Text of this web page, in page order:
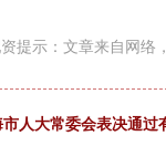
提示：文章来自网络
人大常委会表决通过